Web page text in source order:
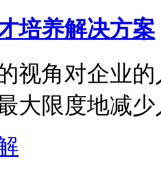
培养解决方案
视角对企业
大限度地减